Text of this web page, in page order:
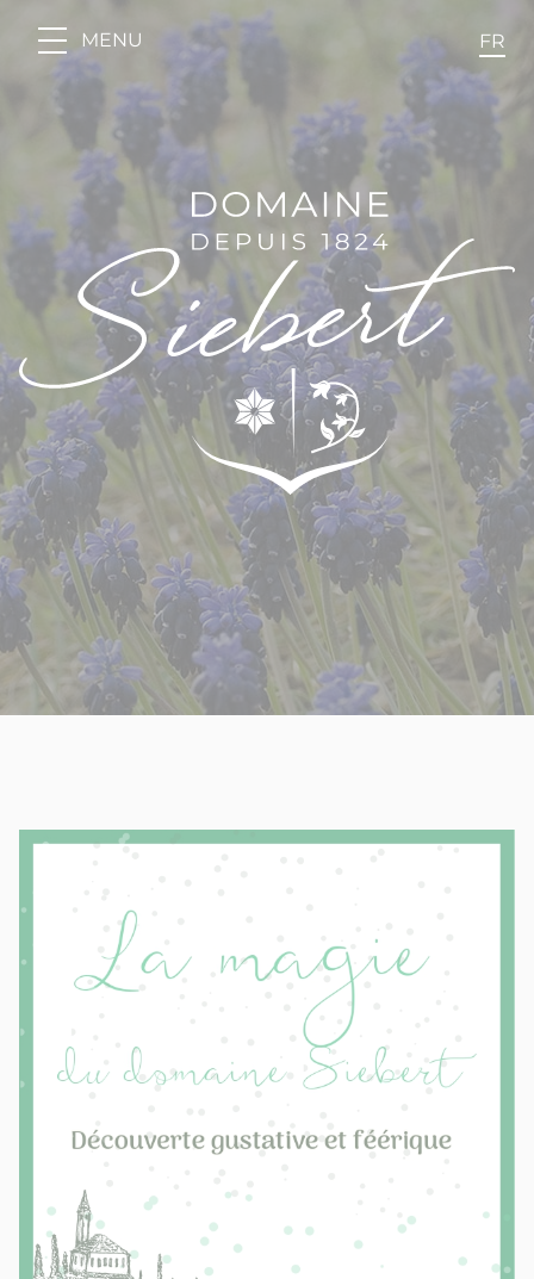
MENU FR
Panneau de gestion des cookies